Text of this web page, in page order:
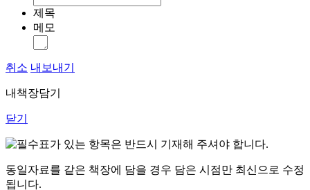
제목
메모
취소 내보내기
내책장담기
닫기
표가 있는 항목은 반드시 기재해 주셔야 합니다.
동일자료를 같은 책장에 담을 경우 담은 시점만 최신으로 수정
됩니다.